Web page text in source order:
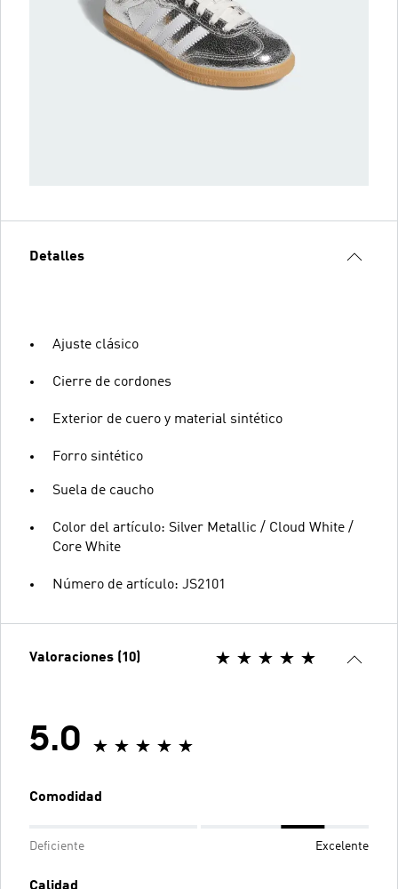
Detalles
Ajuste clásico
Cierre de cordones
Exterior de cuero y material sintético
Forro sintético
Suela de caucho
Color del artículo: Silver Metallic / Cloud White /
Core White
Número de artículo: JS2101
Valoraciones (10)
5.0
Comodidad
Deficiente Excelente